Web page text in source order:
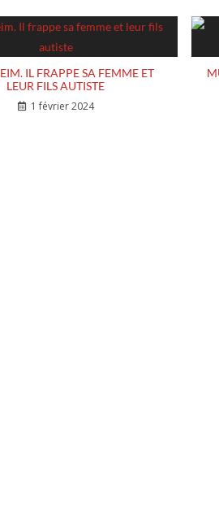
IL FRAPPE SA FEMME ET
LEUR FILS AUTISTE
1 février 2024